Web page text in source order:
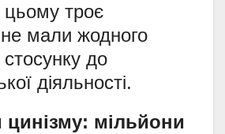
троє
не мали жодного
стосунку до
діяльності.
мільйони